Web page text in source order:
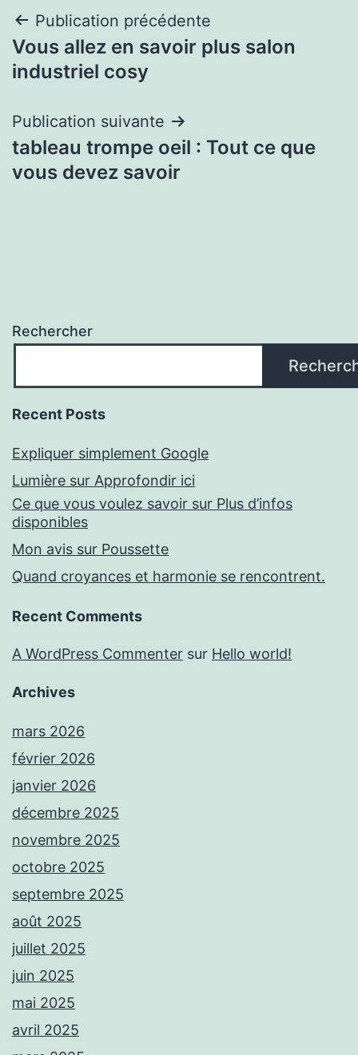
Navigation
de
Publication précédente
Vous allez en savoir plus salon
industriel cosy
Publication suivante
tableau trompe oeil : Tout ce que
vous devez savoir
Rechercher
Recent Posts
Expliquer simplement Google
Lumière sur Approfondir ici
Ce que vous voulez savoir sur Plus d’infos
disponibles
Mon avis sur Poussette
Quand croyances et harmonie se rencontrent.
Recent Comments
A WordPress Commenter sur Hello world!
Archives
mars 2026
février 2026
janvier 2026
décembre 2025
novembre 2025
octobre 2025
septembre 2025
août 2025
juillet 2025
juin 2025
mai 2025
avril 2025